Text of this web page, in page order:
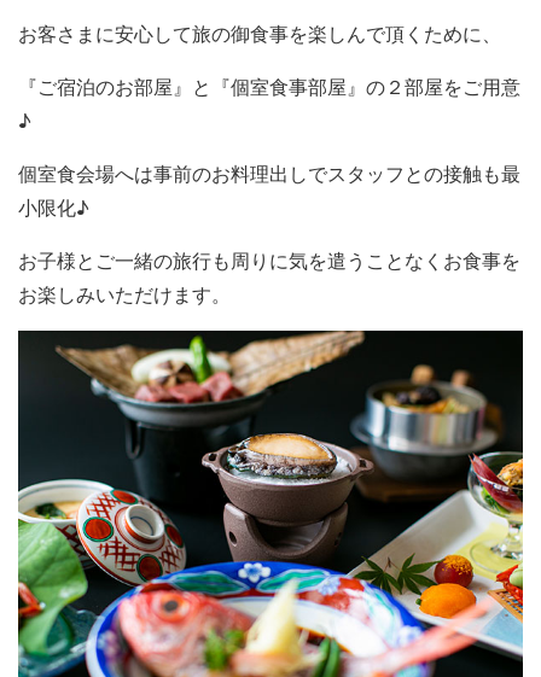
お客さまに安心して旅の御食事を楽しんで頂くために、
『ご宿泊のお部屋』と『個室食事部屋』の２部屋をご用意
♪
個室食会場へは事前のお料理出しでスタッフとの接触も最
小限化♪
お子様とご一緒の旅行も周りに気を遣うことなくお食事を
お楽しみいただけます。